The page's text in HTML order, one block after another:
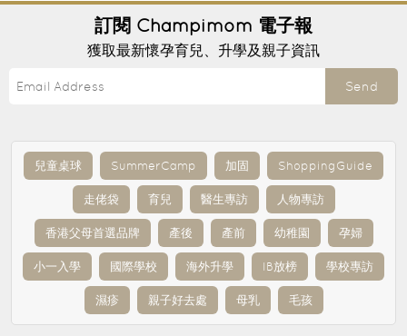
訂閱 Champimom 電子報
獲取最新懷孕育兒、升學及親子資訊
Send
兒童桌球 SummerCamp 加固 ShoppingGuide
走佬袋 育兒 醫生專訪 人物專訪
香港父母首選品牌 產後 產前 幼稚園 孕婦
小一入學 國際學校 海外升學 IB放榜 學校專訪
濕疹 親子好去處 母乳 毛孩